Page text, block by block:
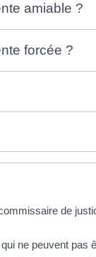
amiable ?
forcée ?
de
ne peuvent pas